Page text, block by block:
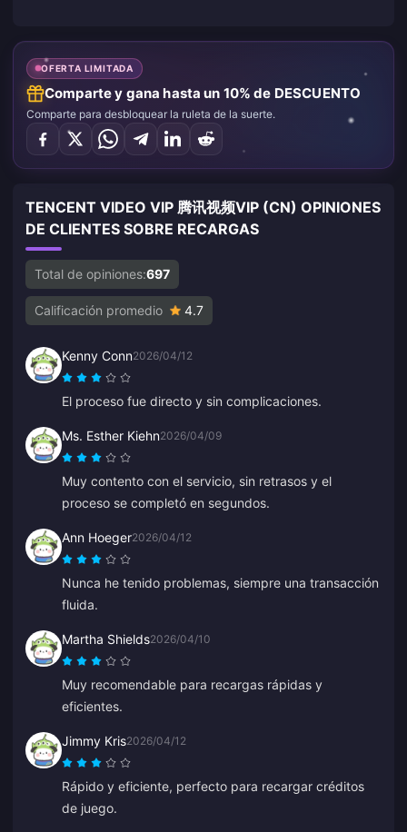
OFERTA LIMITADA
Comparte y gana hasta un 10% de DESCUENTO
Comparte para desbloquear la ruleta de la suerte.
TENCENT VIDEO VIP 腾讯视频VIP (CN) OPINIONES
DE CLIENTES SOBRE RECARGAS
Total de opiniones:697
Calificación promedio 4.7
Kenny Conn2026/04/12
El proceso fue directo y sin complicaciones.
Ms. Esther Kiehn2026/04/09
Muy contento con el servicio, sin retrasos y el
proceso se completó en segundos.
Ann Hoeger2026/04/12
Nunca he tenido problemas, siempre una transacción
fluida.
Martha Shields2026/04/10
Muy recomendable para recargas rápidas y
eficientes.
Jimmy Kris2026/04/12
Rápido y eficiente, perfecto para recargar créditos
de juego.